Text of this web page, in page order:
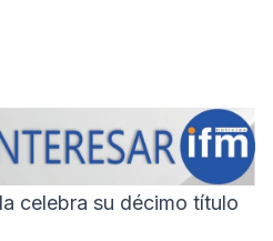
celebra su décimo título